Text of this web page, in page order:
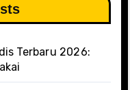
Terbaru 2026: